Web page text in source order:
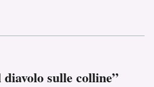
sulle colline”